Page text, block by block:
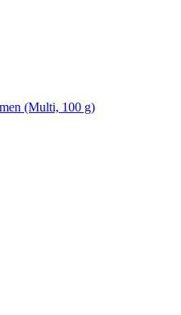
(Multi, 100 g)